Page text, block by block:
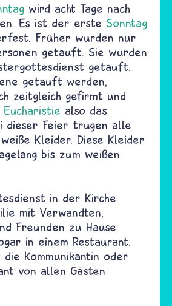
wird acht Tage nach
Es ist der erste Sonntag
Früher wurden nur
getauft. Sie wurden
getauft.
getauft werden,
zeitgleich gefirmt und
Eucharistie also das
dieser Feier trugen alle
Kleider. Diese Kleider
bis zum weißen
in der Kirche
mit Verwandten,
Freunden zu Hause
in einem Restaurant.
die Kommunikantin oder
von allen Gästen